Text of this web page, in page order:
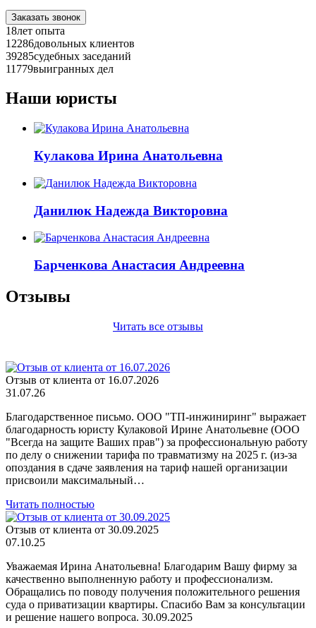
Заказать звонок
18лет опыта
12286довольных клиентов
39285судебных заседаний
11779выигранных дел
Наши юристы
Кулакова Ирина Анатольевна
Данилюк Надежда Викторовна
Барченкова Анастасия Андреевна
Отзывы
Читать все отзывы
Отзыв от клиента от 16.07.2026
31.07.26
Благодарственное письмо. ООО "ТП-инжиниринг" выражает
благодарность юристу Кулаковой Ирине Анатольевне (ООО
"Всегда на защите Ваших прав") за профессиональную работу
по делу о снижении тарифа по травматизму на 2025 г. (из-за
опоздания в сдаче заявления на тариф нашей организации
присвоили максимальный…
Читать полностью
Отзыв от клиента от 30.09.2025
07.10.25
Уважаемая Ирина Анатольевна! Благодарим Вашу фирму за
качественно выполненную работу и профессионализм.
Обращались по поводу получения положительного решения
суда о приватизации квартиры. Спасибо Вам за консультации
и решение нашего вопроса. 30.09.2025